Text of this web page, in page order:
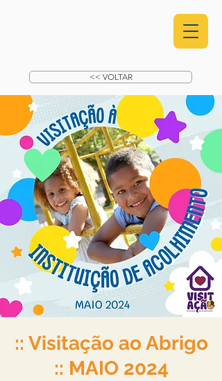
<< VOLTAR
:: Visitação ao Abrigo
:: MAIO 2024